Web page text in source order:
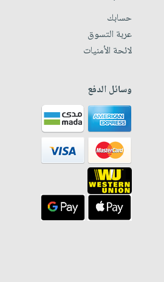
حسابك
عربة التسوق
لائحة الأمنيات
وسائل الدفع